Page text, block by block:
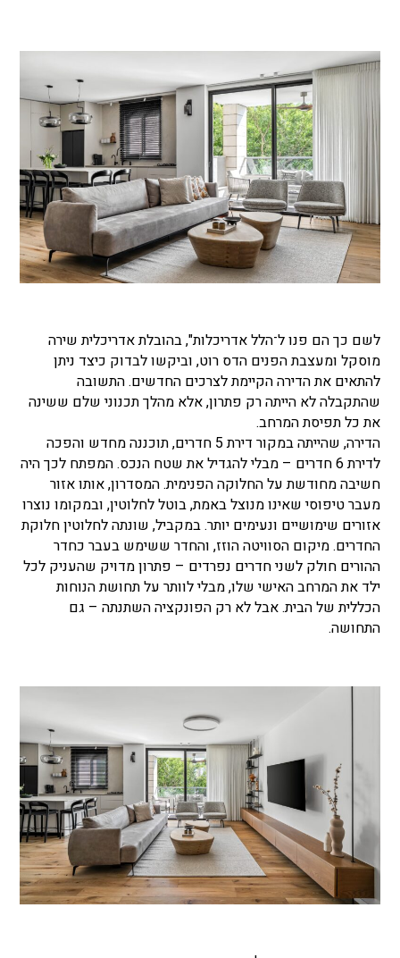
לשם כך הם פנו ל־הלל אדריכלות", בהובלת אדריכלית שירה
מוסקל ומעצבת הפנים הדס רוט, וביקשו לבדוק כיצד ניתן
להתאים את הדירה הקיימת לצרכים החדשים. התשובה
שהתקבלה לא הייתה רק פתרון, אלא מהלך תכנוני שלם ששינה
את כל תפיסת המרחב.
הדירה, שהייתה במקור דירת 5 חדרים, תוכננה מחדש והפכה
לדירת 6 חדרים – מבלי להגדיל את שטח הנכס. המפתח לכך היה
חשיבה מחודשת על החלוקה הפנימית. המסדרון, אותו אזור
מעבר טיפוסי שאינו מנוצל באמת, בוטל לחלוטין, ובמקומו נוצרו
אזורים שימושיים ונעימים יותר. במקביל, שונתה לחלוטין חלוקת
החדרים. מיקום הסוויטה הוזז, והחדר ששימש בעבר כחדר
ההורים חולק לשני חדרים נפרדים – פתרון מדויק שהעניק לכל
ילד את המרחב האישי שלו, מבלי לוותר על תחושת הנוחות
הכללית של הבית. אבל לא רק הפונקציה השתנתה – גם
התחושה.